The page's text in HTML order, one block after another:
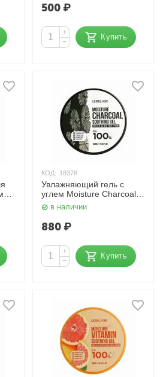
500₽
+
−
Купить
КОД: 18378
Увлажняющий гель с
углем Moisture Charcoal
100% Soothing Gel 300
мл. Lebelage
в наличии
880₽
+
−
Купить